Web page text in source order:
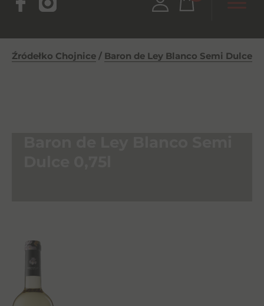
Źródełko Chojnice / Baron de Ley Blanco Semi Dulce